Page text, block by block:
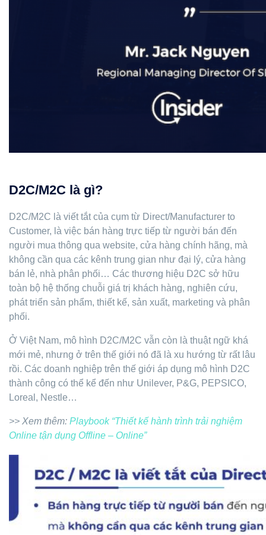
D2C/M2C là gì?
D2C/M2C là viết tắt của cụm từ Direct/Manufacturer to
Customer, là việc bán hàng trực tiếp từ người bán đến
người mua thông qua website, cửa hàng chính hãng, mà
không cần qua các kênh trung gian như đại lý, cửa hàng
bán lẻ, nhà phân phối… Các thương hiệu D2C sở hữu
toàn bộ hệ thống chuỗi giá trị khách hàng, nghiên cứu,
phát triển sản phẩm, thiết kế, sản xuất, marketing và phân
phối.
Ở Việt Nam, mô hình D2C/M2C vẫn còn là thuật ngữ khá
mới mẻ, nhưng ở trên thế giới nó đã là xu hướng từ rất lâu
rồi. Các doanh nghiệp trên thế giới áp dụng mô hình D2C
thành công có thể kể đến như Unilever, P&G, PEPSICO,
Loreal, Nestle…
>> Xem thêm: Playbook “Thiết kế hành trình trải nghiệm
Online tận dụng Offline – Online”